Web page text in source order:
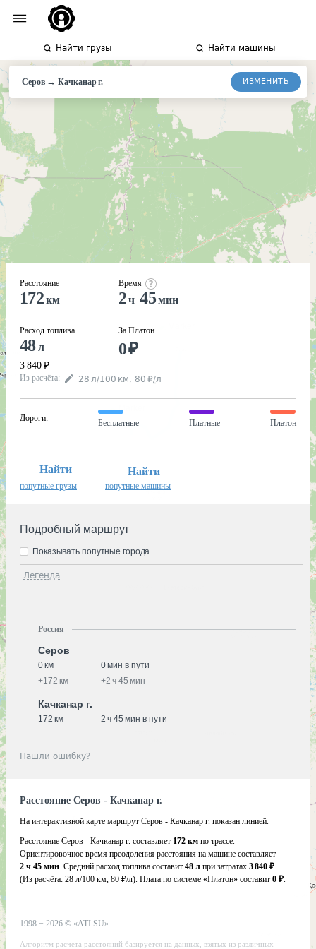
Найти грузы Найти машины
Серов→Качканарг. ИЗМЕНИТЬ
Расстояние
172км
Расход топлива
48л
3 840 ₽
Время
2 ч 45мин
За Платон
0₽
Из расчёта: 28 л/100 км, 80 ₽/л
Дороги:
Бесплатные Платные Платон
Найти
попутные грузы
Найти
попутные машины
Подробный маршрут
Легенда
Показывать попутные города
Россия
Серов
0 км
0 мин в пути
+172 км +2 ч 45 мин
Качканар г.
172 км 2 ч 45 мин в пути
Нашли ошибку?
Расстояние Серов - Качканар г.
На интерактивной карте маршрут Серов - Качканар г. показан линией.
Расстояние Серов - Качканар г. составляет 172 км по трассе.
Ориентировочное время преодоления расстояния на машине составляет
2 ч 45 мин. Средний расход топлива составит 48 л при затратах 3 840 ₽
(Из расчёта: 28 л/100 км, 80 ₽/л). Плата по системе «Платон» составит 0 ₽.
1998 − 2026 © «ATI.SU»
Алгоритм расчета расстояний базируется на данных, взятых из различных